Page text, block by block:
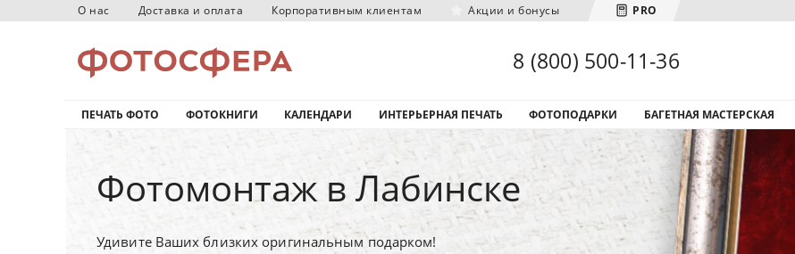
О нас Доставка и оплата Корпоративным клиентам Акции и бонусы PRO
Загрузка городов...
8 (800) 500-11-36
ПЕЧАТЬ ФОТО ФОТОКНИГИ КАЛЕНДАРИ ИНТЕРЬЕРНАЯ ПЕЧАТЬ ФОТОПОДАРКИ БАГЕТНАЯ МАСТЕРСКАЯ
Фотомонтаж в Лабинске
Удивите Ваших близких оригинальным подарком!